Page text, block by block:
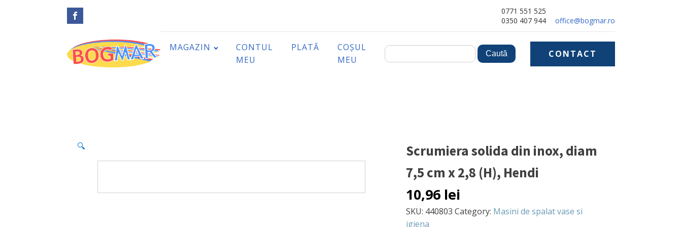
0771 551 525
0350 407 944
office@bogmar.ro
MAGAZIN
CONTUL
MEU
PLATĂ
COȘUL
MEU
CONTACT
🔍
Scrumiera solida din inox, diam
7,5 cm x 2,8 (H), Hendi
10,96 lei
SKU: 440803 Category: Masini de spalat vase si
igiena